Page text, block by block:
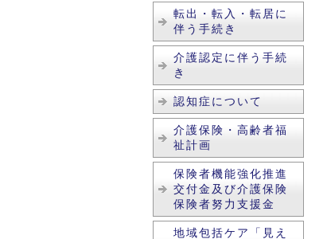
転出・転入・転居に
伴う手続き
介護認定に伴う手続
き
認知症について
介護保険・高齢者福
祉計画
保険者機能強化推進
交付金及び介護保険
保険者努力支援金
地域包括ケア「見え